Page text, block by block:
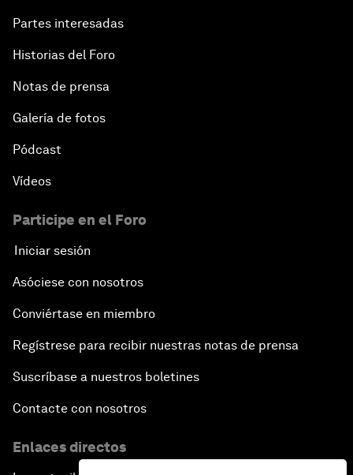
Partes interesadas
Historias del Foro
Notas de prensa
Galería de fotos
Pódcast
Vídeos
Participe en el Foro
Iniciar sesión
Asóciese con nosotros
Conviértase en miembro
Regístrese para recibir nuestras notas de prensa
Suscríbase a nuestros boletines
Contacte con nosotros
Enlaces directos